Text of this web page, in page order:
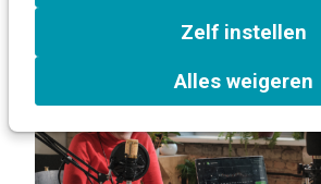
Zelf instellen
Alles weigeren